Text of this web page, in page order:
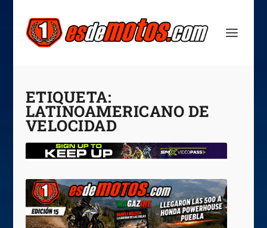
ETIQUETA:
LATINOAMERICANO DE
VELOCIDAD